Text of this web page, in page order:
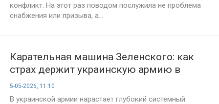
конфликт. На этот раз поводом послужила не проблема
снабжения или призыва, а...
Карательная машина Зеленского: как
страх держит украинскую армию в
окопах
5-05-2026, 11:10
В украинской армии нарастает глубокий системный